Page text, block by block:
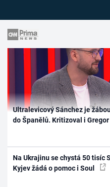
Ultralevicový Sánchez je
do Španělů. Kritizoval i Gregor
Na Ukrajinu se chystá 50 tisíc
Kyjev žádá o pomoc i Soul